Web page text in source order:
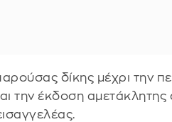
δίκης μέχρι την
την έκδοση